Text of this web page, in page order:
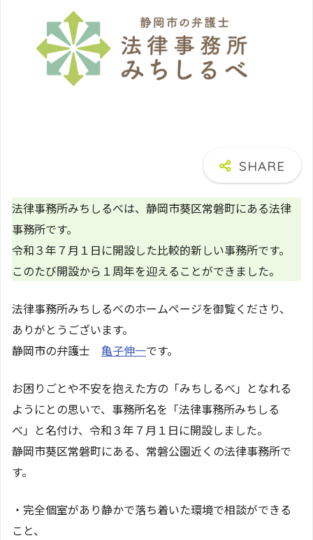
法律事務所みちしるべは、静岡市葵区常磐町にある法律
事務所です。
令和３年７月１日に開設した比較的新しい事務所です。
このたび開設から１周年を迎えることができました。
法律事務所みちしるべのホームページを御覧くださり、
ありがとうございます。
静岡市の弁護士 亀子伸一です。
お困りごとや不安を抱えた方の「みちしるべ」となれる
ようにとの思いで、事務所名を「法律事務所みちしる
べ」と名付け、令和３年７月１日に開設しました。
静岡市葵区常磐町にある、常磐公園近くの法律事務所で
す。
・完全個室があり静かで落ち着いた環境で相談ができる
こと、